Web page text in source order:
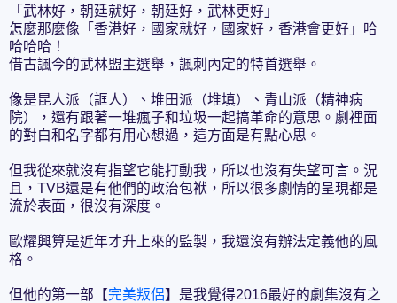
「武林好，朝廷就好，朝廷好，武林更好」
怎麼那麼像「香港好，國家就好，國家好，香港會更好」哈
哈哈哈！
借古諷今的武林盟主選舉，諷刺內定的特首選舉。
像是昆人派（誆人）、堆田派（堆填）、青山派（精神病
院），還有跟著一堆瘋子和垃圾一起搞革命的意思。劇裡面
的對白和名字都有用心想過，這方面是有點心思。
但我從來就沒有指望它能打動我，所以也沒有失望可言。況
且，TVB還是有他們的政治包袱，所以很多劇情的呈現都是
流於表面，很沒有深度。
歐耀興算是近年才升上來的監製，我還沒有辦法定義他的風
格。
但他的第一部【完美叛侶】是我覺得2016最好的劇集沒有之